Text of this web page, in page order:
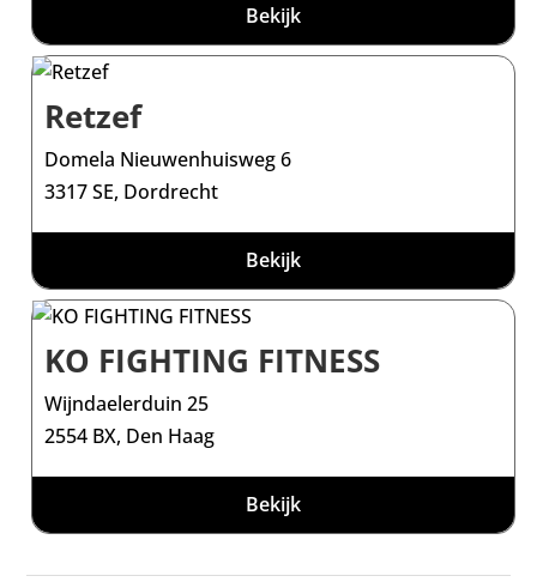
Bekijk
Retzef
Domela Nieuwenhuisweg 6
3317 SE, Dordrecht
Bekijk
KO FIGHTING FITNESS
Wijndaelerduin 25
2554 BX, Den Haag
Bekijk